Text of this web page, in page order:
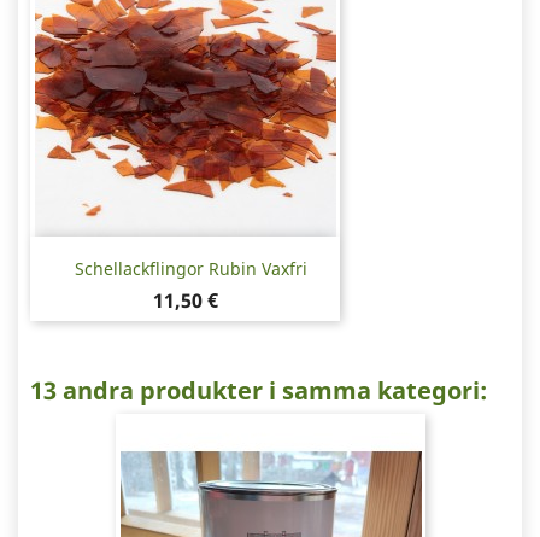
Schellackflingor Rubin Vaxfri
Pris
11,50 €
13 andra produkter i samma kategori: